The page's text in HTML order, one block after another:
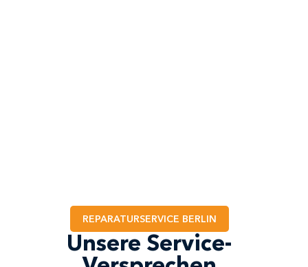
REPARATURSERVICE BERLIN
Unsere Service-